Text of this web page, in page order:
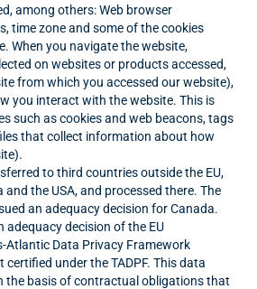
among others: Web browser
time zone and some of the cookies
When you navigate the website,
on websites or products accessed,
from which you accessed our website),
you interact with the website. This is
such as cookies and web beacons, tags
that collect information about how
to third countries outside the EU,
the USA, and processed there. The
an adequacy decision for Canada.
adequacy decision of the EU
Atlantic Data Privacy Framework
certified under the TADPF. This data
the basis of contractual obligations that